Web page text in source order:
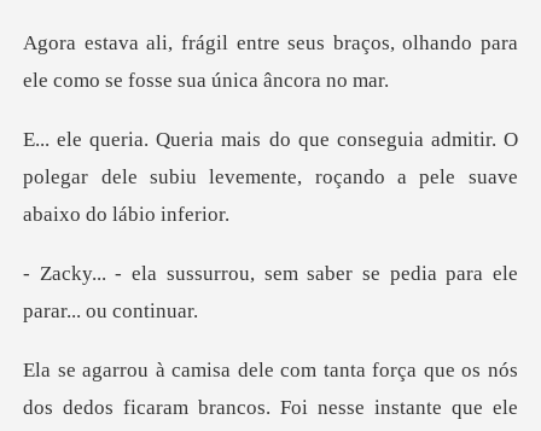
us braços, olhando para
ele como
a admitir. O
polegar dele subiu levemente, r
, sem saber se pedia para
que os nós
dos dedos ficaram brancos. Foi nes